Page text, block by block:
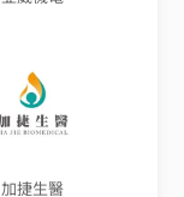
加捷生醫